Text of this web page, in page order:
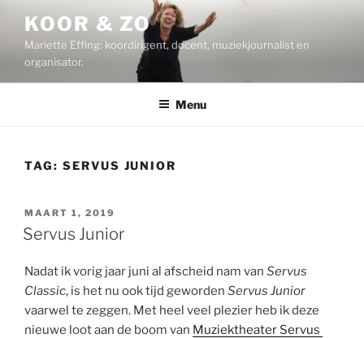
inhoud
KOOR & ZO
Mariette Effing: koordirigent, docent, muziekjournalist en
organisator.
Menu
TAG: SERVUS JUNIOR
GEPLAATST
OP
MAART 1, 2019
Servus Junior
Nadat ik vorig jaar juni al afscheid nam van Servus
Classic, is het nu ook tijd geworden Servus Junior
vaarwel te zeggen. Met heel veel plezier heb ik deze
nieuwe loot aan de boom van Muziektheater Servus